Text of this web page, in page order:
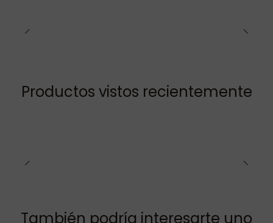
Productos vistos recientemente
También podría interesarte uno